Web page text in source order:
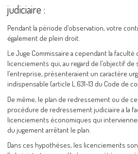
judiciaire :
Pendant la période d’observation, votre
également de plein droit.
Le Juge Commissaire a cependant la faculté
licenciements qui, au regard de l’objectif de
l’entreprise, présenteraient un caractère
indispensable (article L.631-13 du Code de
De même, le plan de redressement ou de
procédure de redressement judiciaire a la
licenciements économiques qui
du jugement arrêtant le plan.
Dans ces hypothèses, les licenciements